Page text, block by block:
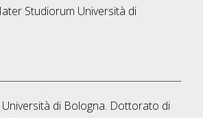
Studiorum Università di
di Bologna. Dottorato di